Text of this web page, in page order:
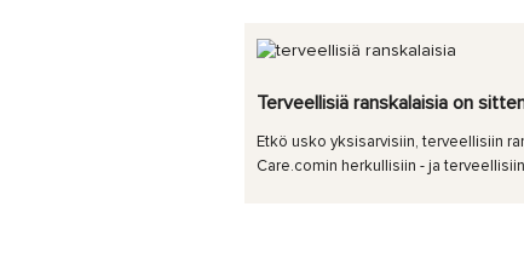
Terveellisiä ranskalaisia on
Etkö usko yksisarvisiin, terveellisiin
Care.comin herkullisiin - ja